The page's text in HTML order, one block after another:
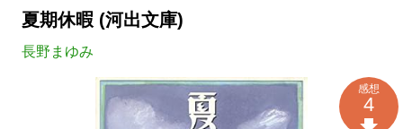
夏期休暇 (河出文庫)
長野まゆみ
感想
4